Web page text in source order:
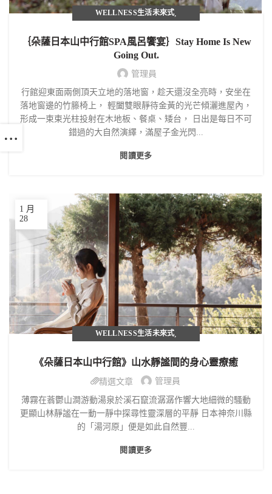
WELLNESS生活未來式
｛朵薩日本山中行館SPA風呂饗宴｝Stay Home Is New
Going Out.
管理員
行館迎東面兩側頂天立地的落地窗，趁天還沒全亮時，安坐在
落地窗邊的竹籐椅上， 輕闔雙眼靜待金黃的光芒傾灑進屋內，
形成一束束光柱投射在木地板、餐桌、矮台， 日出是每日不可
錯過的大自然演繹，滿屋子金光閃...
閱讀更多
28
1 月
WELLNESS生活未來式
《朵薩日本山中行館》山水靜謐間的身心靈療癒
精選文章 管理員
薄霧在蓊鬱山澗游動湯泉於溪石竄流潺潺作響大地細微的騷動
更顯山林靜謐在一動一靜中探尋性靈深層的平靜 日本神奈川縣
的「湯河原」便是如此自然豐...
閱讀更多